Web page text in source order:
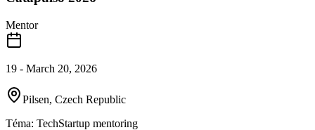
Mentor
19 - March 20, 2026
Pilsen, Czech Republic
Téma: TechStartup mentoring